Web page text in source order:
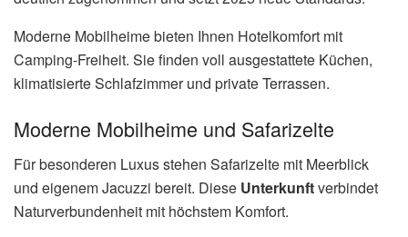
Moderne Mobilheime bieten Ihnen Hotelkomfort mit
Camping-Freiheit. Sie finden voll ausgestattete Küchen,
klimatisierte Schlafzimmer und private Terrassen.
Moderne Mobilheime und Safarizelte
Für besonderen Luxus stehen Safarizelte mit Meerblick
und eigenem Jacuzzi bereit. Diese Unterkunftverbindet
Naturverbundenheit mit höchstem Komfort.